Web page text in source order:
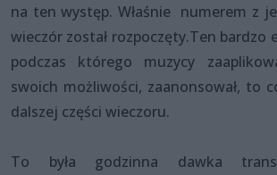
na ten występ. Właśnie numerem z
wieczór został rozpoczęty.Ten bardzo
podczas którego muzycy
swoich możliwości, zaanonsował, to
dalszej części wieczoru.
To była godzinna dawka